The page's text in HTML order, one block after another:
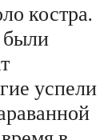
костра.
были
успели